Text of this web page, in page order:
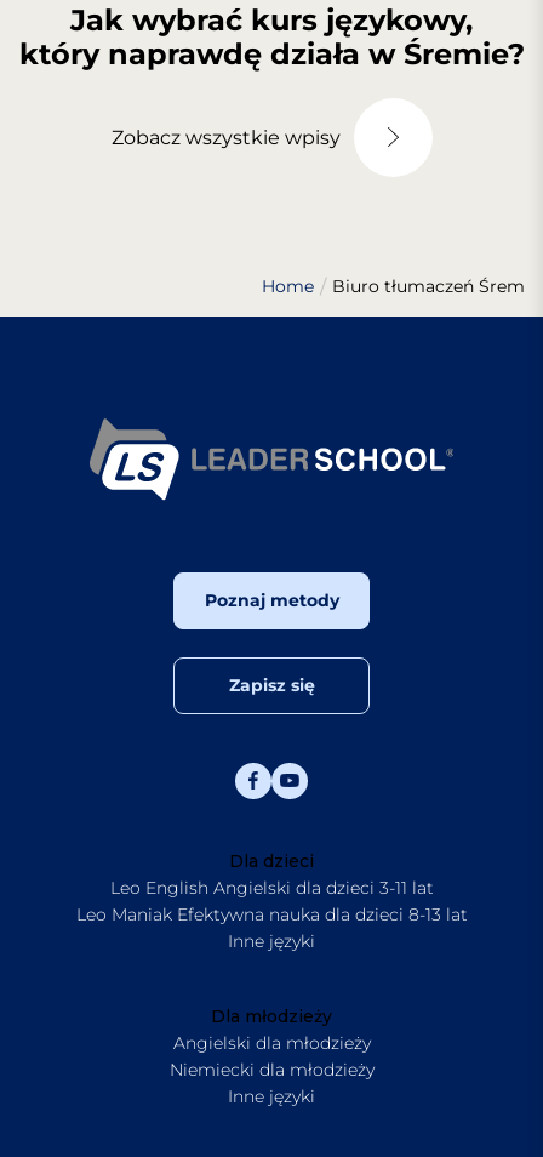
Jak wybrać kurs językowy,
który naprawdę działa w Śremie?
Zobacz wszystkie wpisy
Home Biuro tłumaczeń Śrem
Poznaj metody
Zapisz się
Dla dzieci
Leo English Angielski dla dzieci 3-11 lat
Leo Maniak Efektywna nauka dla dzieci 8-13 lat
Inne języki
Dla młodzieży
Angielski dla młodzieży
Niemiecki dla młodzieży
Inne języki